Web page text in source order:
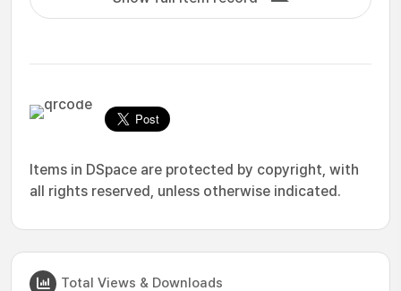
Items in DSpace are protected by copyright, with
all rights reserved, unless otherwise indicated.
Total Views & Downloads